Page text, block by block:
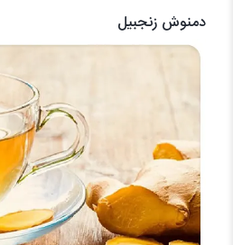
دمنوش زنجبیل